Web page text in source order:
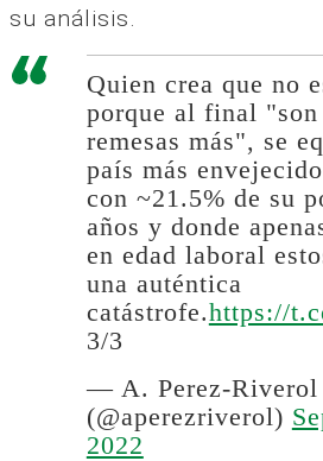
su análisis.
Quien crea que no
porque al final "son
remesas más", se
país más
con ~21.5% de su
años y donde
en edad laboral
una auténtica
catástrofe.https://
3/3
— A. Perez-Riverol
(@aperezriverol)
2022